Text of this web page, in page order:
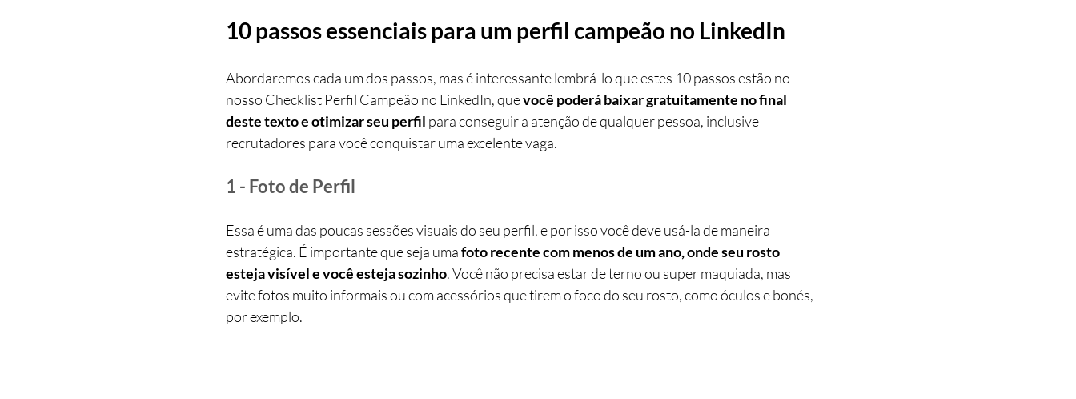
10 passos essenciais para um perfil campeão no LinkedIn
Abordaremos cada um dos passos, mas é interessante lembrá-lo que estes 10 passos estão no
nosso Checklist Perfil Campeão no LinkedIn, que você poderá baixar gratuitamente no final
deste texto e otimizar seu perfil para conseguir a atenção de qualquer pessoa, inclusive
recrutadores para você conquistar uma excelente vaga.
1 - Foto de Perfil
Essa é uma das poucas sessões visuais do seu perfil, e por isso você deve usá-la de maneira
estratégica. É importante que seja uma foto recente com menos de um ano, onde seu rosto
esteja visível e você esteja sozinho. Você não precisa estar de terno ou super maquiada, mas
evite fotos muito informais ou com acessórios que tirem o foco do seu rosto, como óculos e bonés,
por exemplo.